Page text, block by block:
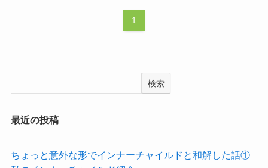
1
検索
最近の投稿
ちょっと意外な形でインナーチャイルドと和解した話①